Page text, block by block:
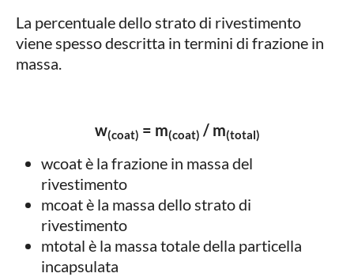
La percentuale dello strato di rivestimento
viene spesso descritta in termini di frazione in
massa.
w(coat) = m(coat) / m(total)
wcoat è la frazione in massa del
rivestimento
mcoat è la massa dello strato di
rivestimento
mtotal è la massa totale della particella
incapsulata